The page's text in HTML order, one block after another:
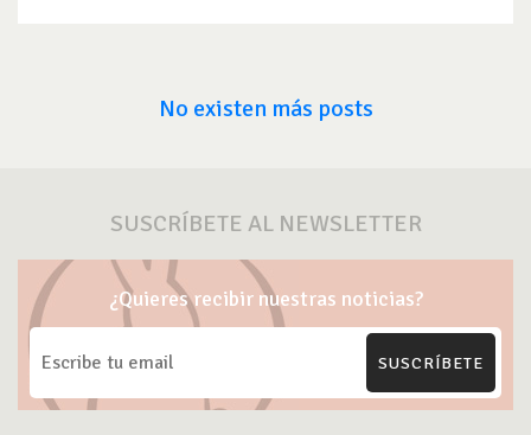
No existen más posts
SUSCRÍBETE AL NEWSLETTER
¿Quieres recibir nuestras noticias?
SUSCRÍBETE